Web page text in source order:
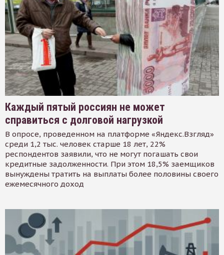
Каждый пятый россиян не может
справиться с долговой нагрузкой
В опросе, проведенном на платформе «Яндекс.Взгляд»
среди 1,2 тыс. человек старше 18 лет, 22%
респондентов заявили, что не могут погашать свои
кредитные задолженности. При этом 18,5% заемщиков
вынуждены тратить на выплаты более половины своего
ежемесячного доход